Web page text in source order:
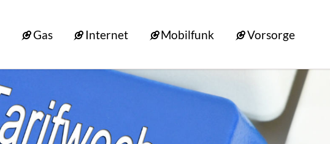
Gas Internet Mobilfunk Vorsorge